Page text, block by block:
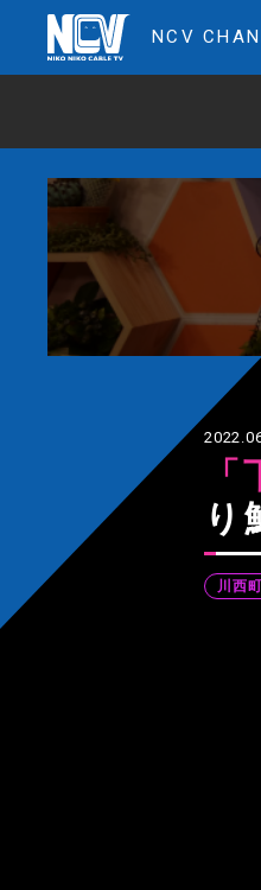
NCV
「下小松古墳群のヒメ
り
川西町